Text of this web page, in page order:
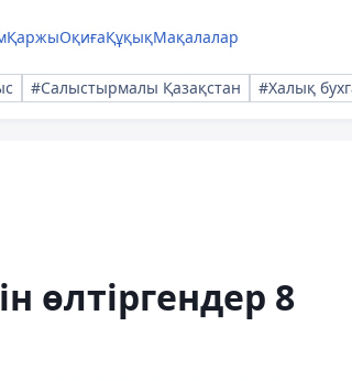
ҚаржыОқиғаҚұқықМақалалар
#Салыстырмалы Қазақстан #Халық
өлтіргендер 8